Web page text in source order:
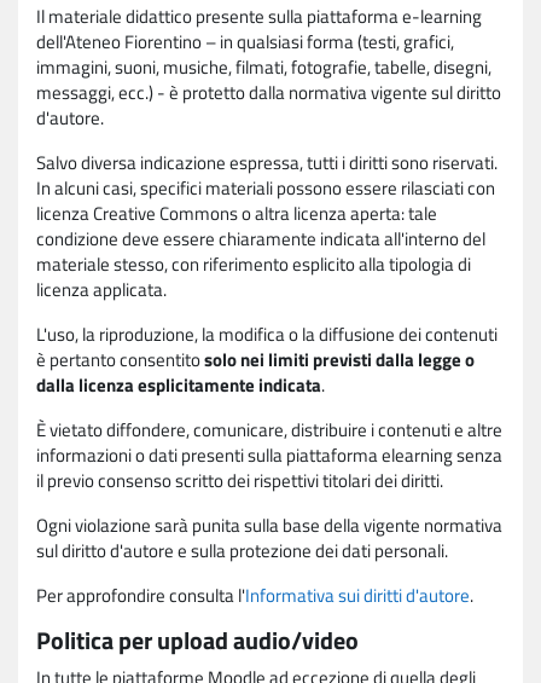
Il materiale didattico presente sulla piattaforma e-learning
dell'Ateneo Fiorentino – in qualsiasi forma (testi, grafici,
immagini, suoni, musiche, filmati, fotografie, tabelle, disegni,
messaggi, ecc.) - è protetto dalla normativa vigente sul diritto
d'autore.
Salvo diversa indicazione espressa, tutti i diritti sono riservati.
In alcuni casi, specifici materiali possono essere rilasciati con
licenza Creative Commons o altra licenza aperta: tale
condizione deve essere chiaramente indicata all'interno del
materiale stesso, con riferimento esplicito alla tipologia di
licenza applicata.
L'uso, la riproduzione, la modifica o la diffusione dei contenuti
è pertanto consentitosolo nei limiti previsti dalla legge o
dalla licenza esplicitamente indicata.
È vietato diffondere, comunicare, distribuire i contenuti e altre
informazioni o dati presenti sulla piattaforma elearning senza
il previo consenso scritto dei rispettivi titolari dei diritti.
Ogni violazione sarà punita sulla base della vigente normativa
sul diritto d'autore e sulla protezione dei dati personali.
Per approfondire consulta l'Informativa sui diritti d'autore.
Politica per upload audio/video
In tutte le piattaforme Moodle ad eccezione di quella degli